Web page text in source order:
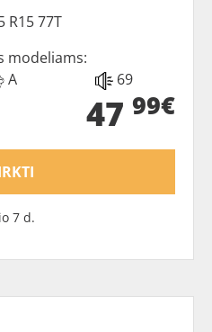
R15 77T
modeliams:
A 69
47 99€
7 d.